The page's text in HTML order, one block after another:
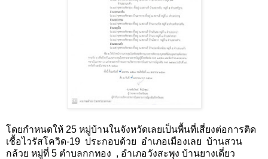
โดยกำหนดให้ 25 หมู่บ้านในจังหวัดเลยเป็นพื้นที่เสี่ยงต่อการติด
เชื้อไวรัสโควิด-19 ประกอบด้วย อำเภอเมืองเลย บ้านสวน
กล้วย หมู่ที่ 5 ตําบลกกทอง , อำเภอวังสะพุง บ้านยางเดี่ยว